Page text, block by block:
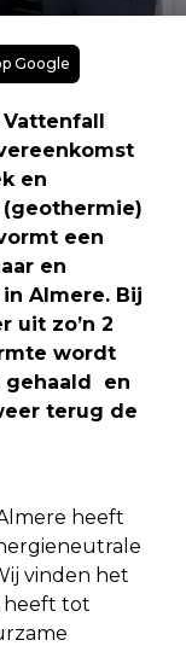
Google
Vattenfall
en
een
en
Almere. Bij
uit zo’n 2
wordt
gehaald en
terug de
heeft
vinden het
heeft tot